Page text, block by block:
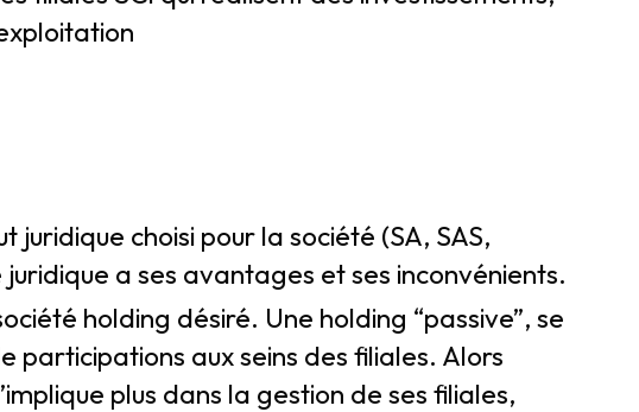
choisi pour la société (SA, SAS,
a ses avantages et ses inconvénients.
holding désiré. Une holding “passive”, se
aux seins des filiales. Alors
plus dans la gestion de ses filiales,